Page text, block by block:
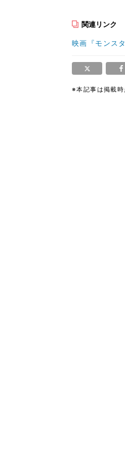
関連リンク
映画『モンス
※本記事は掲載時